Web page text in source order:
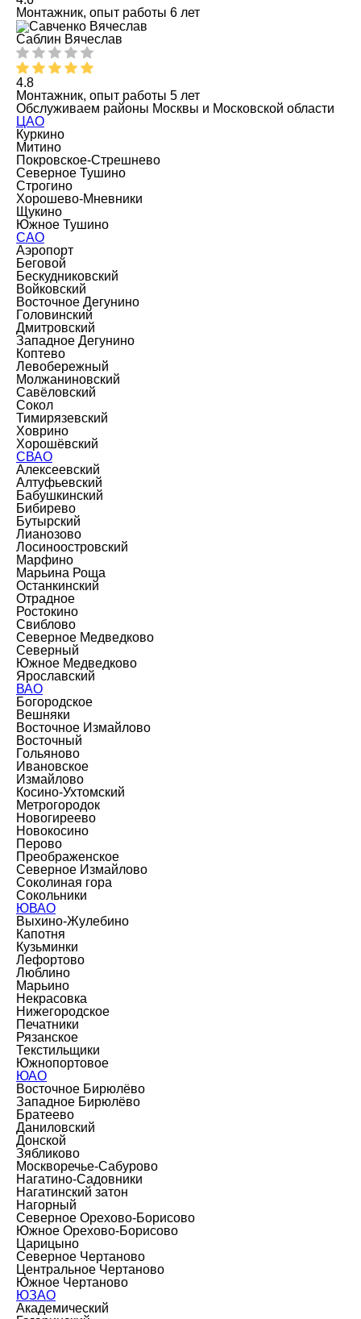
Монтажник, опыт работы 6 лет
Саблин Вячеслав
4.8
Монтажник, опыт работы 5 лет
Обслуживаем районы Москвы и Московской области
ЦАО
Куркино
Митино
Покровское-Стрешнево
Северное Тушино
Строгино
Хорошево-Мневники
Щукино
Южное Тушино
САО
Аэропорт
Беговой
Бескудниковский
Войковский
Восточное Дегунино
Головинский
Дмитровский
Западное Дегунино
Коптево
Левобережный
Молжаниновский
Савёловский
Сокол
Тимирязевский
Ховрино
Хорошёвский
СВАО
Алексеевский
Алтуфьевский
Бабушкинский
Бибирево
Бутырский
Лианозово
Лосиноостровский
Марфино
Марьина Роща
Останкинский
Отрадное
Ростокино
Свиблово
Северное Медведково
Северный
Южное Медведково
Ярославский
ВАО
Богородское
Вешняки
Восточное Измайлово
Восточный
Гольяново
Ивановское
Измайлово
Косино-Ухтомский
Метрогородок
Новогиреево
Новокосино
Перово
Преображенское
Северное Измайлово
Соколиная гора
Сокольники
ЮВАО
Выхино-Жулебино
Капотня
Кузьминки
Лефортово
Люблино
Марьино
Некрасовка
Нижегородское
Печатники
Рязанское
Текстильщики
Южнопортовое
ЮАО
Восточное Бирюлёво
Западное Бирюлёво
Братеево
Даниловский
Донской
Зябликово
Москворечье-Сабурово
Нагатино-Садовники
Нагатинский затон
Нагорный
Северное Орехово-Борисово
Южное Орехово-Борисово
Царицыно
Северное Чертаново
Центральное Чертаново
Южное Чертаново
ЮЗАО
Академический